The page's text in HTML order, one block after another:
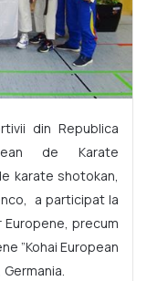
din Republica
de Karate
karate shotokan,
a participat la
precum
”Kohai European